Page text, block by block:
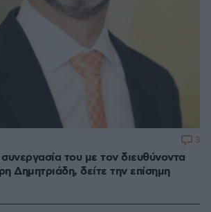
του με τον διευθύνοντα
Δημητριάδη, δείτε την επίσημη
3